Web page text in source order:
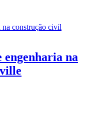
engenharia na